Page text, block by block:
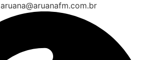
aruana@aruanafm.com.br